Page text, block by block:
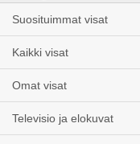
Suosituimmat visat
Kaikki visat
Omat visat
Televisio ja elokuvat